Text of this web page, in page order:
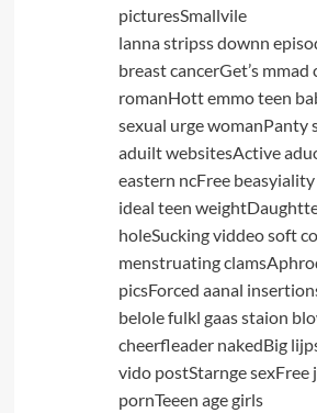
picturesSmallvile
lanna stripss downn
breast cancerGet’s mmad
romanHott emmo teen
sexual urge womanPanty
aduilt websitesActive
eastern ncFree
ideal teen
holeSucking viddeo soft
menstruating
picsForced aanal
belole fulkl gaas staion
cheerfleader nakedBig
vido postStarnge sexFree
pornTeeen age girls